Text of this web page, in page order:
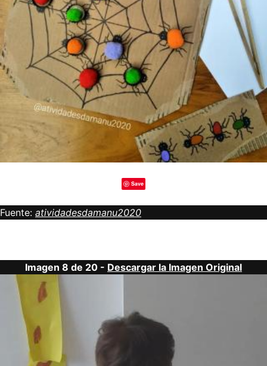
Save
Fuente: atividadesdamanu2020
Imagen 8 de 20 - Descargar la Imagen Original